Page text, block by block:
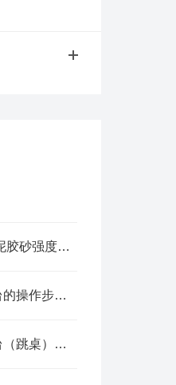
振实时间过长/过短对水泥胶砂强度有什么影响？
水泥胶砂试体成型振实台的操作步骤是什么
振实台与水泥胶砂振动台（跳桌）有什么区别？